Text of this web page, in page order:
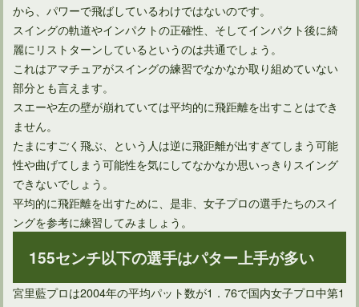
から、パワーで飛ばしているわけではないのです。
スイングの軌道やインパクトの正確性、そしてインパクト後に綺
麗にリストターンしているというのは共通でしょう。
これはアマチュアがスイングの練習でなかなか取り組めていない
部分とも言えます。
スエーや左の壁が崩れていては平均的に飛距離を出すことはでき
ません。
たまにすごく飛ぶ、という人は逆に飛距離が出すぎてしまう可能
性や曲げてしまう可能性を気にしてなかなか思いっきりスイング
できないでしょう。
平均的に飛距離を出すために、是非、女子プロの選手たちのスイ
ングを参考に練習してみましょう。
155センチ以下の選手はパター上手が多い
宮里藍プロは2004年の平均パット数が1．76で国内女子プロ中第1